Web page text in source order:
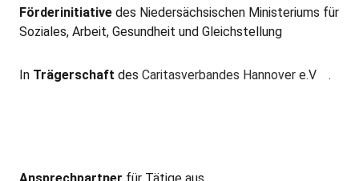
Förderinitiative des Niedersächsischen Ministeriums für
Soziales, Arbeit, Gesundheit und Gleichstellung
In Trägerschaft des Caritasverbandes Hannover e.V .